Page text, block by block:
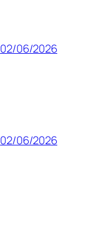
02/06/2026
02/06/2026